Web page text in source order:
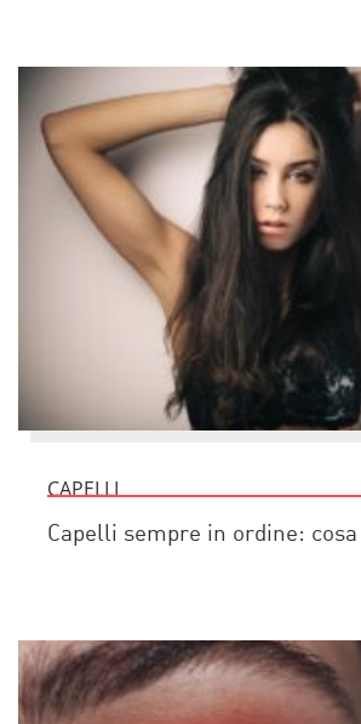
CAPELLI
Capelli sempre in ordine: